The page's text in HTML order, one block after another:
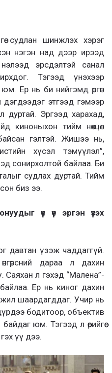
судлан шинжлэх хэрэг
нэгэн над дээр ирээд
эрсдэлтэй санал
Тэгээд үнэхээр
Ер нь би нийгэмд өргөн
дэгдээдэг этгээд гэмээр
дуртай. Эргээд харахад,
киноныхон тийм нөхцөл
гэлтэй. Жишээ нь,
хүсэл тэмүүлэл”,
сонирхолтой байлаа. Би
судлах дуртай. Тийм
биз ээ.
үе үе эргэн үзэх
давтан үзэж чаддаггүй.
дараа л дахин
Саяхан л гэхэд “Малена”-
Ер нь киног дахин
шаардагддаг. Учир нь
бодитоор, объектив
юм. Тэгээд л өөрийгөө
үү дээ.